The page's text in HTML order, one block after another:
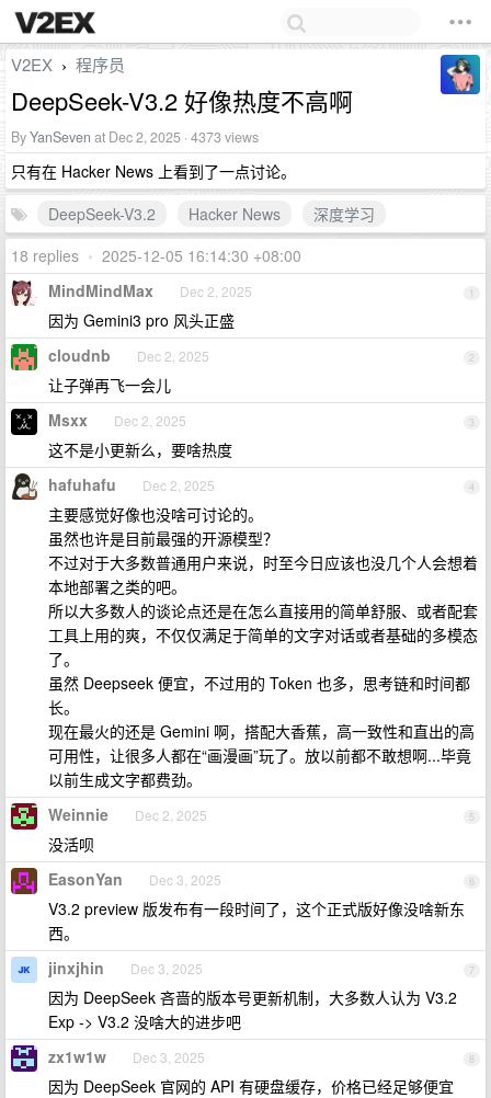
V2EX › 程序员
DeepSeek-V3.2 好像热度不高啊
ByYanSeven at Dec 2, 2025 · 4373 views
只有在 Hacker News 上看到了一点讨论。
DeepSeek-V3.2
Hacker News
深度学习
18 replies • 2025-12-05 16:14:30 +08:00
1
MindMindMax Dec 2, 2025
因为 Gemini3 pro 风头正盛
2
cloudnb Dec 2, 2025
让子弹再飞一会儿
3
Msxx Dec 2, 2025
这不是小更新么，要啥热度
4
hafuhafu Dec 2, 2025
主要感觉好像也没啥可讨论的。
虽然也许是目前最强的开源模型？
不过对于大多数普通用户来说，时至今日应该也没几个人会想着
本地部署之类的吧。
所以大多数人的谈论点还是在怎么直接用的简单舒服、或者配套
工具上用的爽，不仅仅满足于简单的文字对话或者基础的多模态
了。
虽然 Deepseek 便宜，不过用的 Token 也多，思考链和时间都
长。
现在最火的还是 Gemini 啊，搭配大香蕉，高一致性和直出的高
可用性，让很多人都在“画漫画”玩了。放以前都不敢想啊...毕竟
以前生成文字都费劲。
5
Weinnie Dec 2, 2025
没活呗
6
EasonYan Dec 3, 2025
V3.2 preview 版发布有一段时间了，这个正式版好像没啥新东
西。
7
jinxjhin Dec 3, 2025
因为 DeepSeek 吝啬的版本号更新机制，大多数人认为 V3.2
Exp -> V3.2 没啥大的进步吧
8
zx1w1w Dec 3, 2025
因为 DeepSeek 官网的 API 有硬盘缓存，价格已经足够便宜